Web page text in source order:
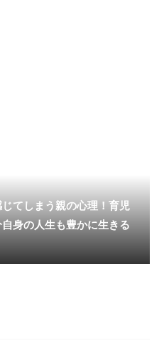
てしまう親の心理！育児
身の人生も豊かに生きる